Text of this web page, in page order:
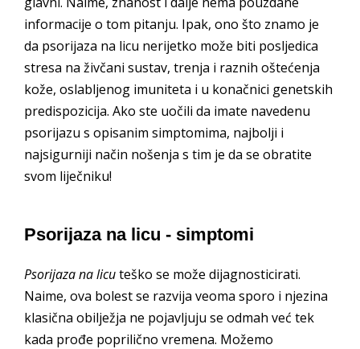
informacije o tom pitanju. Ipak, ono što znamo je
da psorijaza na licu nerijetko može biti posljedica
stresa na živčani sustav, trenja i raznih oštećenja
kože, oslabljenog imuniteta i u konačnici genetskih
predispozicija. Ako ste uočili da imate navedenu
psorijazu s opisanim simptomima, najbolji i
najsigurniji način nošenja s tim je da se obratite
svom liječniku!
Psorijaza na licu - simptomi
Psorijaza na licuteško se može dijagnosticirati.
Naime, ova bolest se razvija veoma sporo i njezina
klasična obilježja ne pojavljuju se odmah već tek
kada prođe poprilično vremena. Možemo